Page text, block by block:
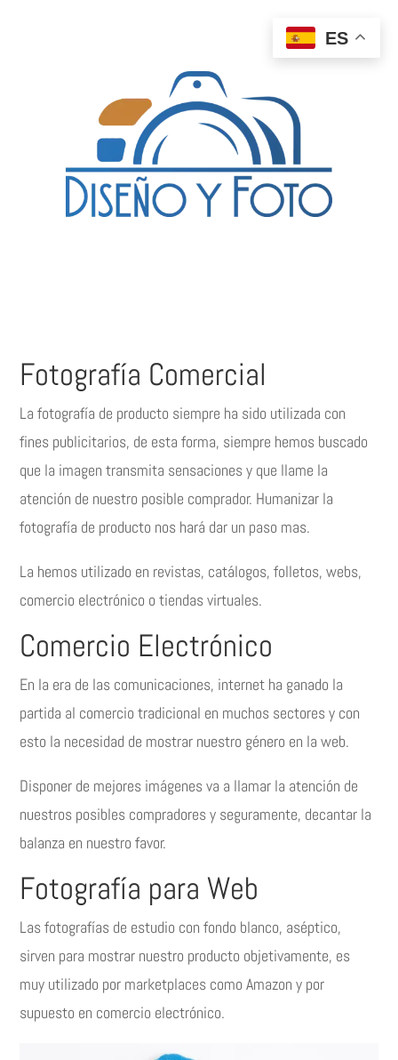
Fotografía Comercial
La fotografía de producto siempre ha sido utilizada con
fines publicitarios, de esta forma, siempre hemos buscado
que la imagen transmita sensaciones y que llame la
atención de nuestro posible comprador. Humanizar la
fotografía de producto nos hará dar un paso mas.
La hemos utilizado en revistas, catálogos, folletos, webs,
comercio electrónico o tiendas virtuales.
Comercio Electrónico
En la era de las comunicaciones, internet ha ganado la
partida al comercio tradicional en muchos sectores y con
esto la necesidad de mostrar nuestro género en la web.
Disponer de mejores imágenes va a llamar la atención de
nuestros posibles compradores y seguramente, decantar la
balanza en nuestro favor.
Fotografía para Web
Las fotografías de estudio con fondo blanco, aséptico,
sirven para mostrar nuestro producto objetivamente, es
muy utilizado por marketplaces como Amazon y por
supuesto en comercio electrónico.
ES